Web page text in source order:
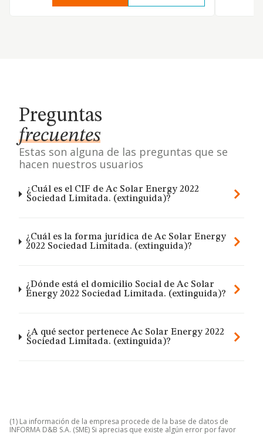
Preguntas
frecuentes
Estas son alguna de las preguntas que se
hacen nuestros usuarios
¿Cuál es el CIF de Ac Solar Energy 2022
Sociedad Limitada. (extinguida)?
¿Cuál es la forma jurídica de Ac Solar Energy
2022 Sociedad Limitada. (extinguida)?
¿Dónde está el domicilio Social de Ac Solar
Energy 2022 Sociedad Limitada. (extinguida)?
¿A qué sector pertenece Ac Solar Energy 2022
Sociedad Limitada. (extinguida)?
(1) La información de la empresa procede de la base de datos de
INFORMA D&B S.A. (SME) Si aprecias que existe algún error por favor